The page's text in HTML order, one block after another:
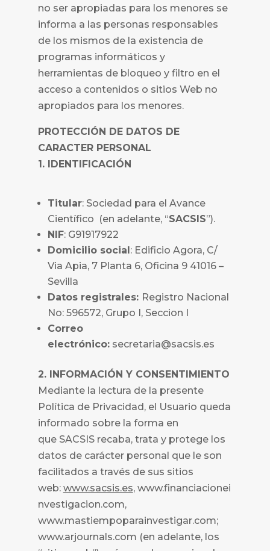
no ser apropiadas para los menores se
informa a las personas responsables
de los mismos de la existencia de
programas informáticos y
herramientas de bloqueo y filtro en el
acceso a contenidos o sitios Web no
apropiados para los menores.
PROTECCIÓN DE DATOS DE
CARACTER PERSONAL
1. IDENTIFICACIÓN
Titular: Sociedad para el Avance
Científico (en adelante, “SACSIS”).
NIF: G91917922
Domicilio social: Edificio Agora, C/
Via Apia, 7 Planta 6, Oficina 9 41016 –
Sevilla
Datos registrales: Registro Nacional
No: 596572, Grupo I, Seccion I
Correo
electrónico:secretaria@sacsis.es
2. INFORMACIÓN Y CONSENTIMIENTO
Mediante la lectura de la presente
Política de Privacidad, el Usuario queda
informado sobre la forma en
que SACSIS recaba, trata y protege los
datos de carácter personal que le son
facilitados a través de sus sitios
web: www.sacsis.es, www.financiacionei
nvestigacion.com,
www.mastiempoparainvestigar.com;
www.arjournals.com (en adelante, los